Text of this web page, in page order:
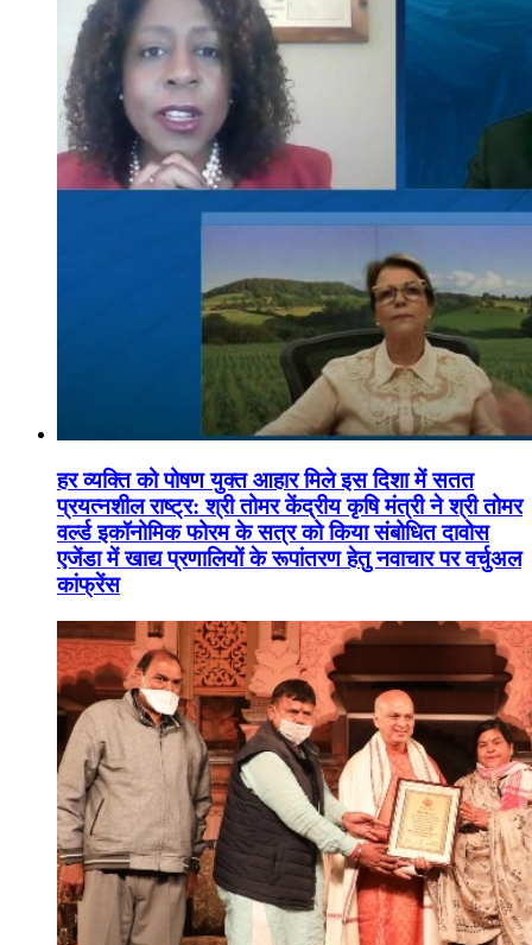
हर व्यक्ति को पोषण युक्त आहार मिले इस दिशा में सतत
प्रयत्नशील राष्ट्र: श्री तोमर केंद्रीय कृषि मंत्री ने श्री तोमर
वर्ल्ड इकॉनोमिक फोरम के सत्र को किया संबोधित दावोस
एजेंडा में खाद्य प्रणालियों के रूपांतरण हेतु नवाचार पर वर्चुअल
कांफ्रेंस